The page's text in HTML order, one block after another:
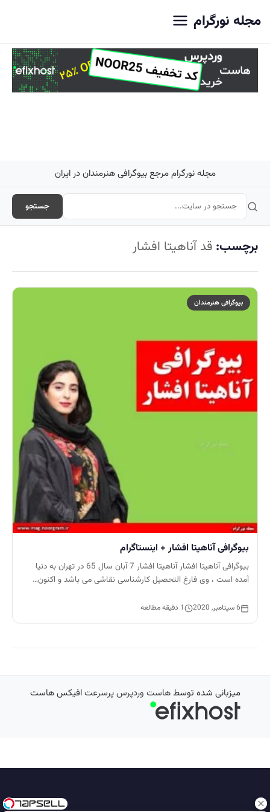
مجله نورگرام
مجله نورگرام مرجع بیوگرافی هنرمندان در ایران
جستجو
برچسب: قد آناهیتا افشار
بیوگرافی هنرمندان
بیوگرافی آناهیتا افشار + اینستاگرام
بیوگرافی آناهیتا افشار آناهیتا افشار 7 آبان سال 65 در تهران به دنیا
آمده است ، وی فارغ التحصیل کارشناسی نقاشی می باشد و اکنون…
6 سپتامبر, 2020 1 دقیقه مطالعه
میزبانی شده توسطهاست وردپرس پرسرعتافیکس هاست